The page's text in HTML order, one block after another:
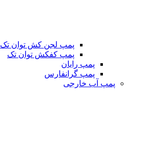
پمپ لجن کش توان تک
پمپ کفکش توان تک
پمپ رایان
پمپ گرانفارس
پمپ آب خارجی